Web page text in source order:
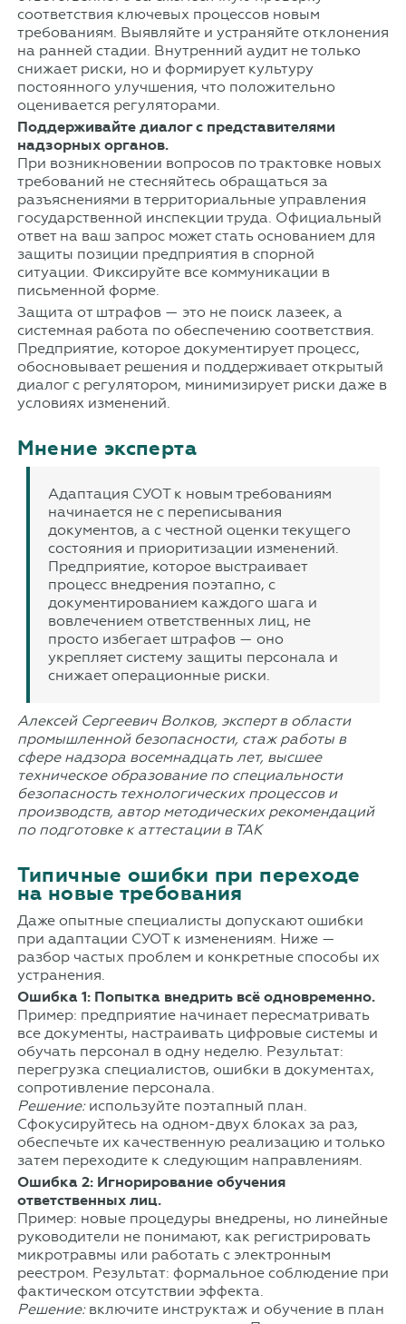
соответствия ключевых процессов новым
требованиям. Выявляйте и устраняйте отклонения
на ранней стадии. Внутренний аудит не только
снижает риски, но и формирует культуру
постоянного улучшения, что положительно
оценивается регуляторами.
Поддерживайте диалог с представителями
надзорных органов.
При возникновении вопросов по трактовке новых
требований не стесняйтесь обращаться за
разъяснениями в территориальные управления
государственной инспекции труда. Официальный
ответ на ваш запрос может стать основанием для
защиты позиции предприятия в спорной
ситуации. Фиксируйте все коммуникации в
письменной форме.
Защита от штрафов — это не поиск лазеек, а
системная работа по обеспечению соответствия.
Предприятие, которое документирует процесс,
обосновывает решения и поддерживает открытый
диалог с регулятором, минимизирует риски даже в
условиях изменений.
Мнение эксперта
Адаптация СУОТ к новым требованиям
начинается не с переписывания
документов, а с честной оценки текущего
состояния и приоритизации изменений.
Предприятие, которое выстраивает
процесс внедрения поэтапно, с
документированием каждого шага и
вовлечением ответственных лиц, не
просто избегает штрафов — оно
укрепляет систему защиты персонала и
снижает операционные риски.
Алексей Сергеевич Волков, эксперт в области
промышленной безопасности, стаж работы в
сфере надзора восемнадцать лет, высшее
техническое образование по специальности
безопасность технологических процессов и
производств, автор методических рекомендаций
по подготовке к аттестации в ТАК
Типичные ошибки при переходе
на новые требования
Даже опытные специалисты допускают ошибки
при адаптации СУОТ к изменениям. Ниже —
разбор частых проблем и конкретные способы их
устранения.
Ошибка 1: Попытка внедрить всё одновременно.
Пример: предприятие начинает пересматривать
все документы, настраивать цифровые системы и
обучать персонал в одну неделю. Результат:
перегрузка специалистов, ошибки в документах,
сопротивление персонала.
Решение:используйте поэтапный план.
Сфокусируйтесь на одном-двух блоках за раз,
обеспечьте их качественную реализацию и только
затем переходите к следующим направлениям.
Ошибка 2: Игнорирование обучения
ответственных лиц.
Пример: новые процедуры внедрены, но линейные
руководители не понимают, как регистрировать
микротравмы или работать с электронным
реестром. Результат: формальное соблюдение при
фактическом отсутствии эффекта.
Решение:включите инструктаж и обучение в план